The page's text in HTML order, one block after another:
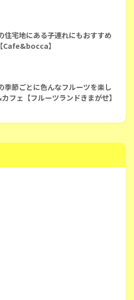
住宅地にある子連れにもおすすめ
Cafe&bocca】
季節ごとに色んなフルーツを楽し
フェ【フルーツランドきまがせ】